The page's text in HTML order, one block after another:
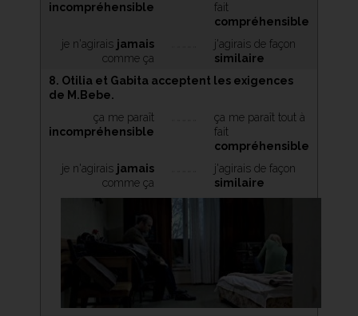
incompréhensible
fait
compréhensible
je n'agirais jamais
comme ça
j'agirais de façon
similaire
8. Otilia et Gabita acceptent les exigences
de M.Bebe.
ça me paraît
incompréhensible
ça me paraît tout à
fait
compréhensible
je n'agirais jamais
comme ça
j'agirais de façon
similaire